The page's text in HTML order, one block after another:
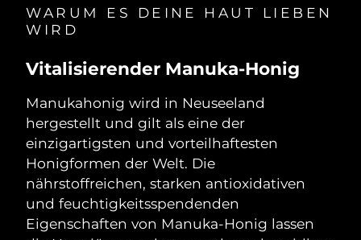
WARUM ES DEINE HAUT LIEBEN
WIRD
Vitalisierender Manuka-Honig
Manukahonig wird in Neuseeland
hergestellt und gilt als eine der
einzigartigsten und vorteilhaftesten
Honigformen der Welt. Die
nährstoffreichen, starken antioxidativen
und feuchtigkeitsspendenden
Eigenschaften von Manuka-Honig lassen
Norwegen Erwartete Lieferung8/11/26
Polen Erwartete Lieferung
Portugal Erwartete Lieferung
Puerto Rico Erwartete Lieferung
Katar Erwartete Lieferung